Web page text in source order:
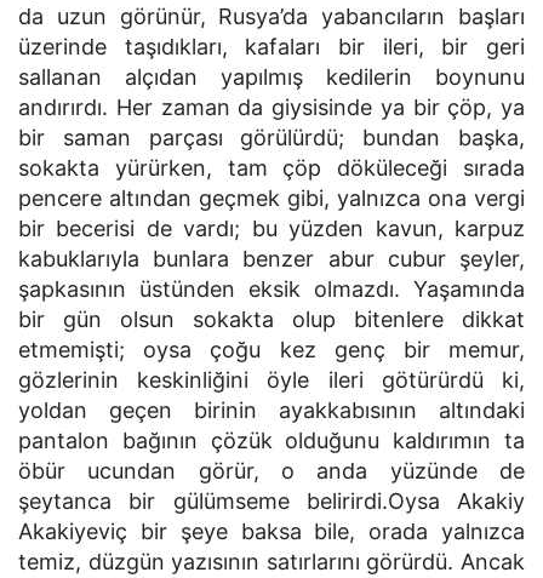
da uzun görünür, Rusya’da yabancıların başları
üzerinde taşıdıkları, kafaları bir ileri, bir geri
sallanan alçıdan yapılmış kedilerin boynunu
andırırdı. Her zaman da giysisinde ya bir çöp, ya
bir saman parçası görülürdü; bundan başka,
sokakta yürürken, tam çöp döküleceği sırada
pencere altından geçmek gibi, yalnızca ona vergi
bir becerisi de vardı; bu yüzden kavun, karpuz
kabuklarıyla bunlara benzer abur cubur şeyler,
şapkasının üstünden eksik olmazdı. Yaşamında
bir gün olsun sokakta olup bitenlere dikkat
etmemişti; oysa çoğu kez genç bir memur,
gözlerinin keskinliğini öyle ileri götürürdü ki,
yoldan geçen birinin ayakkabısının altındaki
pantalon bağının çözük olduğunu kaldırımın ta
öbür ucundan görür, o anda yüzünde de
şeytanca bir gülümseme belirirdi.Oysa Akakiy
Akakiyeviç bir şeye baksa bile, orada yalnızca
temiz, düzgün yazısının satırlarını görürdü. Ancak